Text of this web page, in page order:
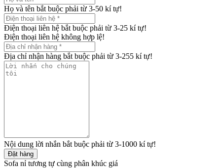
Họ và tên bắt buộc phải từ 3-50 kí tự!
Điện thoại liên hệ bắt buộc phải từ 3-25 kí tự!
Điện thoại liên hệ không hợp lệ!
Địa chỉ nhận hàng bắt buộc phải từ 3-255 kí tự!
Nội dung lời nhắn bắt buộc phải từ 3-1000 kí tự!
Đặt hàng
Sofa nỉ tương tự cùng phân khúc giá